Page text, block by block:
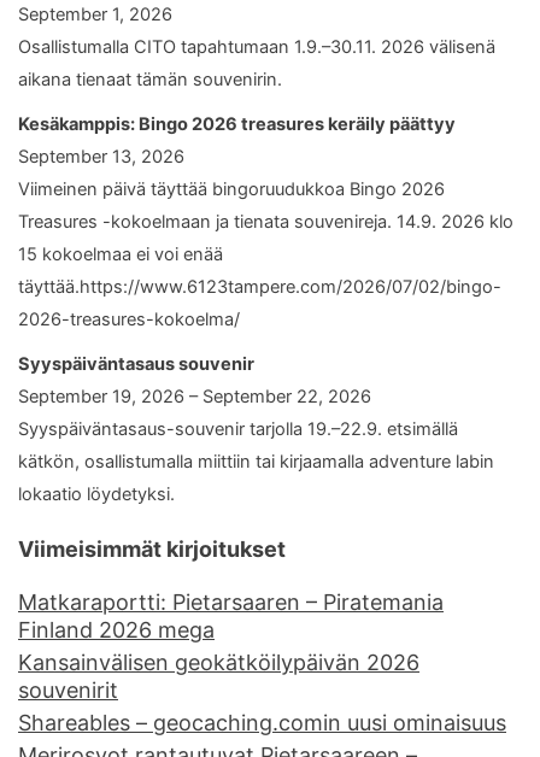
September 1, 2026
Osallistumalla CITO tapahtumaan 1.9.–30.11. 2026 välisenä
aikana tienaat tämän souvenirin.
Kesäkamppis: Bingo 2026 treasures keräily päättyy
September 13, 2026
Viimeinen päivä täyttää bingoruudukkoa Bingo 2026
Treasures -kokoelmaan ja tienata souvenireja. 14.9. 2026 klo
15 kokoelmaa ei voi enää
täyttää.https://www.6123tampere.com/2026/07/02/bingo-
2026-treasures-kokoelma/
Syyspäiväntasaus souvenir
September 19, 2026 – September 22, 2026
Syyspäiväntasaus-souvenir tarjolla 19.–22.9. etsimällä
kätkön, osallistumalla miittiin tai kirjaamalla adventure labin
lokaatio löydetyksi.
Viimeisimmät kirjoitukset
Matkaraportti: Pietarsaaren – Piratemania
Finland 2026 mega
Kansainvälisen geokätköilypäivän 2026
souvenirit
Shareables – geocaching.comin uusi ominaisuus